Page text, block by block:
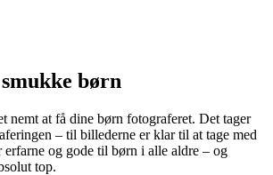
børn
nemt at få dine børn fotograferet. Det tager
– til billederne er klar til at tage med
erfarne og gode til børn i alle aldre – og
top.